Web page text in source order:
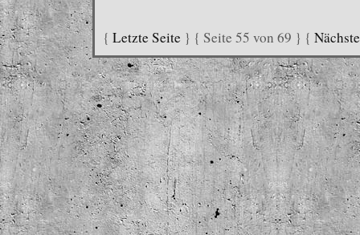
{ Letzte Seite } { Seite 55 von 69 } {